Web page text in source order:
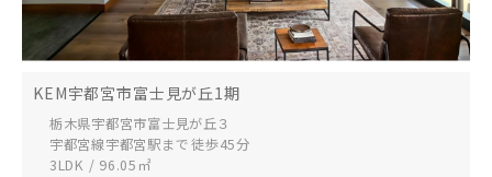
KEM宇都宮市富士見が丘1期
栃木県宇都宮市富士見が丘３
宇都宮線宇都宮駅まで 徒歩45分
3LDK / 96.05㎡